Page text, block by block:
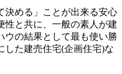
決める」ことが出来る安心
性と共に、一般の素人が建
ウの結果として最も使い勝
した建売住宅(企画住宅)な